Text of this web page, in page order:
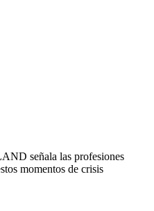
señala las profesiones
momentos de crisis